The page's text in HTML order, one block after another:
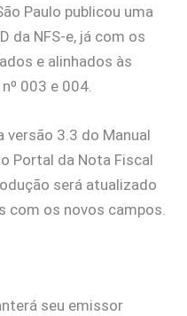
Paulo publicou uma
da NFS-e, já com os
e alinhados às
003 e 004.
3.3 do Manual
Portal da Nota Fiscal
será atualizado
com os novos campos.
seu emissor